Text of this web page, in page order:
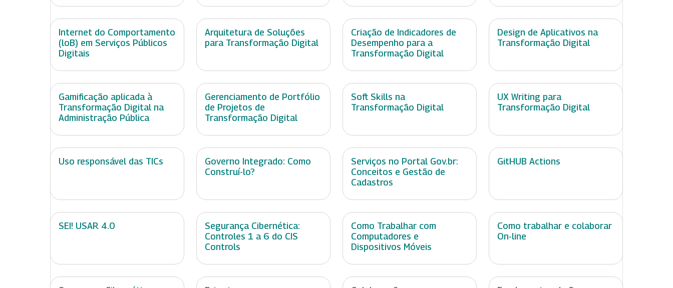
Internet do Comportamento
(loB) em Serviços Públicos
Digitais
Arquitetura de Soluções
para Transformação Digital
Criação de Indicadores de
Desempenho para a
Transformação Digital
Design de Aplicativos na
Transformação Digital
Gamificação aplicada à
Transformação Digital na
Administração Pública
Gerenciamento de Portfólio
de Projetos de
Transformação Digital
Soft Skills na
Transformação Digital
UX Writing para
Transformação Digital
Uso responsável das TICs
Governo Integrado: Como
Construí-lo?
Serviços no Portal Gov.br:
Conceitos e Gestão de
Cadastros
GitHUB Actions
SEI! USAR 4.0
Segurança Cibernética:
Controles 1 a 6 do CIS
Controls
Como Trabalhar com
Computadores e
Dispositivos Móveis
Como trabalhar e colaborar
On-line